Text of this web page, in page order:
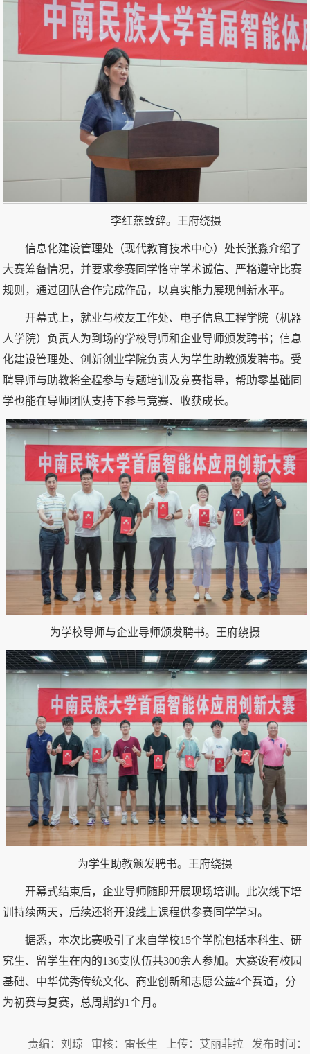
李红燕致辞。王府绕摄
信息化建设管理处（现代教育技术中心）处长张淼介绍了
大赛筹备情况，并要求参赛同学恪守学术诚信、严格遵守比赛
规则，通过团队合作完成作品，以真实能力展现创新水平。
开幕式上，就业与校友工作处、电子信息工程学院（机器
人学院）负责人为到场的学校导师和企业导师颁发聘书；信息
化建设管理处、创新创业学院负责人为学生助教颁发聘书。受
聘导师与助教将全程参与专题培训及竞赛指导，帮助零基础同
学也能在导师团队支持下参与竞赛、收获成长。
为学校导师与企业导师颁发聘书。王府绕摄
为学生助教颁发聘书。王府绕摄
开幕式结束后，企业导师随即开展现场培训。此次线下培
训持续两天，后续还将开设线上课程供参赛同学学习。
据悉，本次比赛吸引了来自学校15个学院包括本科生、研
究生、留学生在内的136支队伍共300余人参加。大赛设有校园
基础、中华优秀传统文化、商业创新和志愿公益4个赛道，分
为初赛与复赛，总周期约1个月。
责编：刘琼 审核：雷长生 上传：艾丽菲拉 发布时间：